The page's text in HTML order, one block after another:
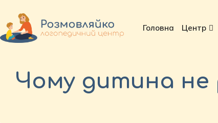
Головна Центр
Чому дитина не